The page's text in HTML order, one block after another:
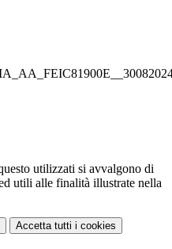
utilizzati si avvalgono di
utili alle finalità illustrate nella
Accetta tutti i cookies